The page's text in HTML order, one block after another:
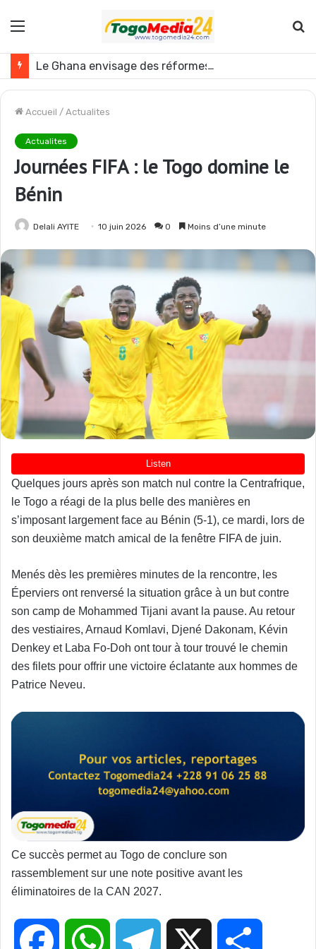
Menu
Le Ghana envisage des réformes politiques
Accueil / Actualites
Actualites
Journées FIFA : le Togo domine le
Bénin
Delali AYITE 10 juin 2026 0 Moins d’une minute
Quelques jours après son match nul contre la Centrafrique,
le Togo a réagi de la plus belle des manières en
s’imposant largement face au Bénin (5-1), ce mardi, lors de
son deuxième match amical de la fenêtre FIFA de juin.
Menés dès les premières minutes de la rencontre, les
Éperviers ont renversé la situation grâce à un but contre
son camp de Mohammed Tijani avant la pause. Au retour
des vestiaires, Arnaud Komlavi, Djené Dakonam, Kévin
Denkey et Laba Fo-Doh ont tour à tour trouvé le chemin
des filets pour offrir une victoire éclatante aux hommes de
Patrice Neveu.
Ce succès permet au Togo de conclure son
rassemblement sur une note positive avant les
éliminatoires de la CAN 2027.